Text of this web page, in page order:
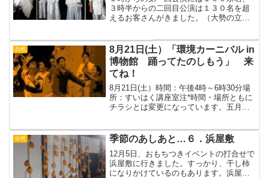
３時半からの二回目公演は１３０名を超
えるお客さんがきました。（大勢の立ち
タバタ。演技が上手でとてもおもしろか
ったです。夏季特別展の宣...
自然
8月21日(土）「環境カーニバル in
博物館 踊ってたのしもう」 来
てね！
8月21日(土）時間：午後4時～6時30分場
所：すいはく講座室注*時間・場所ともに
チラシとは変更になっています。五月丘
父屋台囃子・どじょうすくい好いた連阿
波おどりﾌﾗﾀ...
自然 季節のあしあと…６．浜屋敷
12月5日、おもちつきイベントの打合せで
浜屋敷に行きました。すっかり、干し柿
になりかけているのもあります。浜屋敷